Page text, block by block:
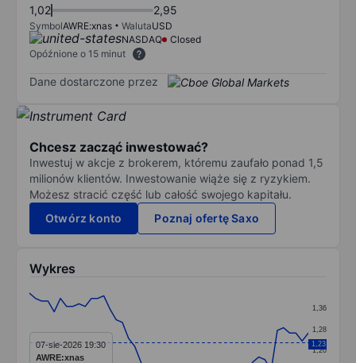
1,02 2,95
SymbolAWRE:xnas WalutaUSD
NASDAQ
Closed
Opóźnione o 15 minut
Dane dostarczone przez
Chcesz zacząć inwestować?
Inwestuj w akcje z brokerem, któremu zaufało ponad 1,5
milionów klientów. Inwestowanie wiąże się z ryzykiem.
Możesz stracić część lub całość swojego kapitału.
Otwórz konto
Poznaj ofertę Saxo
Wykres
Line chart with 46 data points.
The chart has 1 X axis displaying categories.
1,20
1,28
1,36
1,23
07-sie-2026 19:30
AWRE:xnas